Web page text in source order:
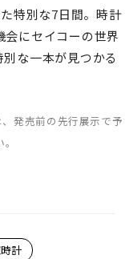
特別な7日間。時計
にセイコーの世界
な一本が見つかる
発売前の先行展示で予
計